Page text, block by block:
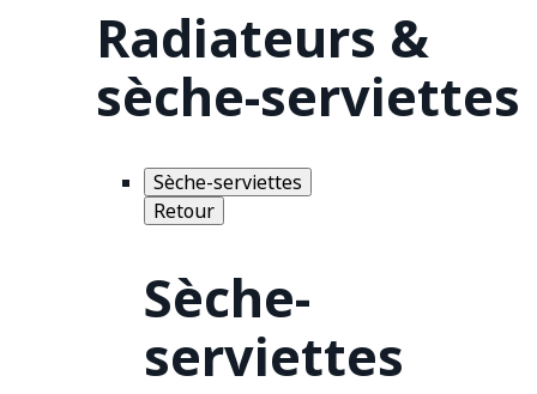
Radiateurs &
sèche-serviettes
Sèche-serviettes
Retour
Sèche-
serviettes